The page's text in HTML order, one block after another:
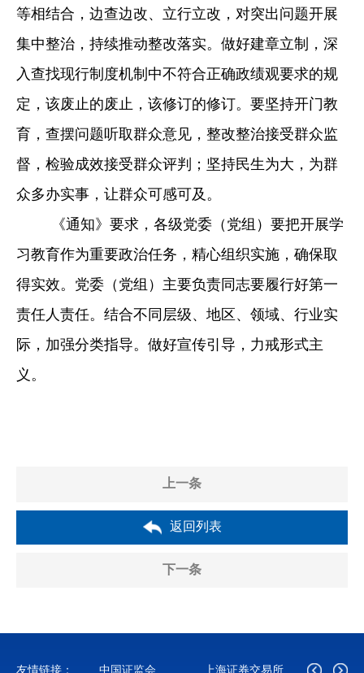
等相结合，边查边改、立行立改，对突出问题开展
集中整治，持续推动整改落实。做好建章立制，深
入查找现行制度机制中不符合正确政绩观要求的规
定，该废止的废止，该修订的修订。要坚持开门教
育，查摆问题听取群众意见，整改整治接受群众监
督，检验成效接受群众评判；坚持民生为大，为群
众多办实事，让群众可感可及。
《通知》要求，各级党委（党组）要把开展学
习教育作为重要政治任务，精心组织实施，确保取
得实效。党委（党组）主要负责同志要履行好第一
责任人责任。结合不同层级、地区、领域、行业实
际，加强分类指导。做好宣传引导，力戒形式主
义。
上一条
返回列表
下一条
友情链接： 中国证监会 上海证券交易所 深圳证